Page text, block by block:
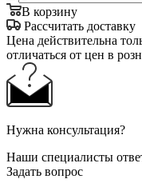
В корзину
Рассчитать доставку
Цена действительна
отличаться от цен в
Нужна консультация?
Наши специалисты
Задать вопрос